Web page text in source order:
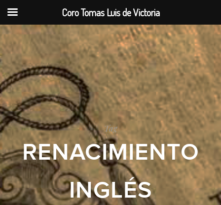
Tag
RENACIMIENTO
INGLÉS
Coro Tomas Luis de Victoria